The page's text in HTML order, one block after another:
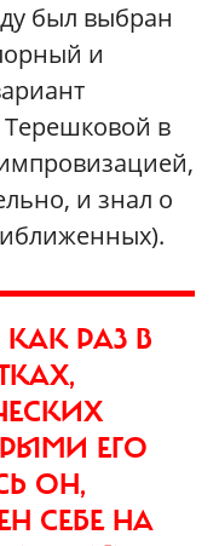
был выбран
и
в
и знал о
РАЗ В
ЕГО
ОН,
СЕБЕ НА